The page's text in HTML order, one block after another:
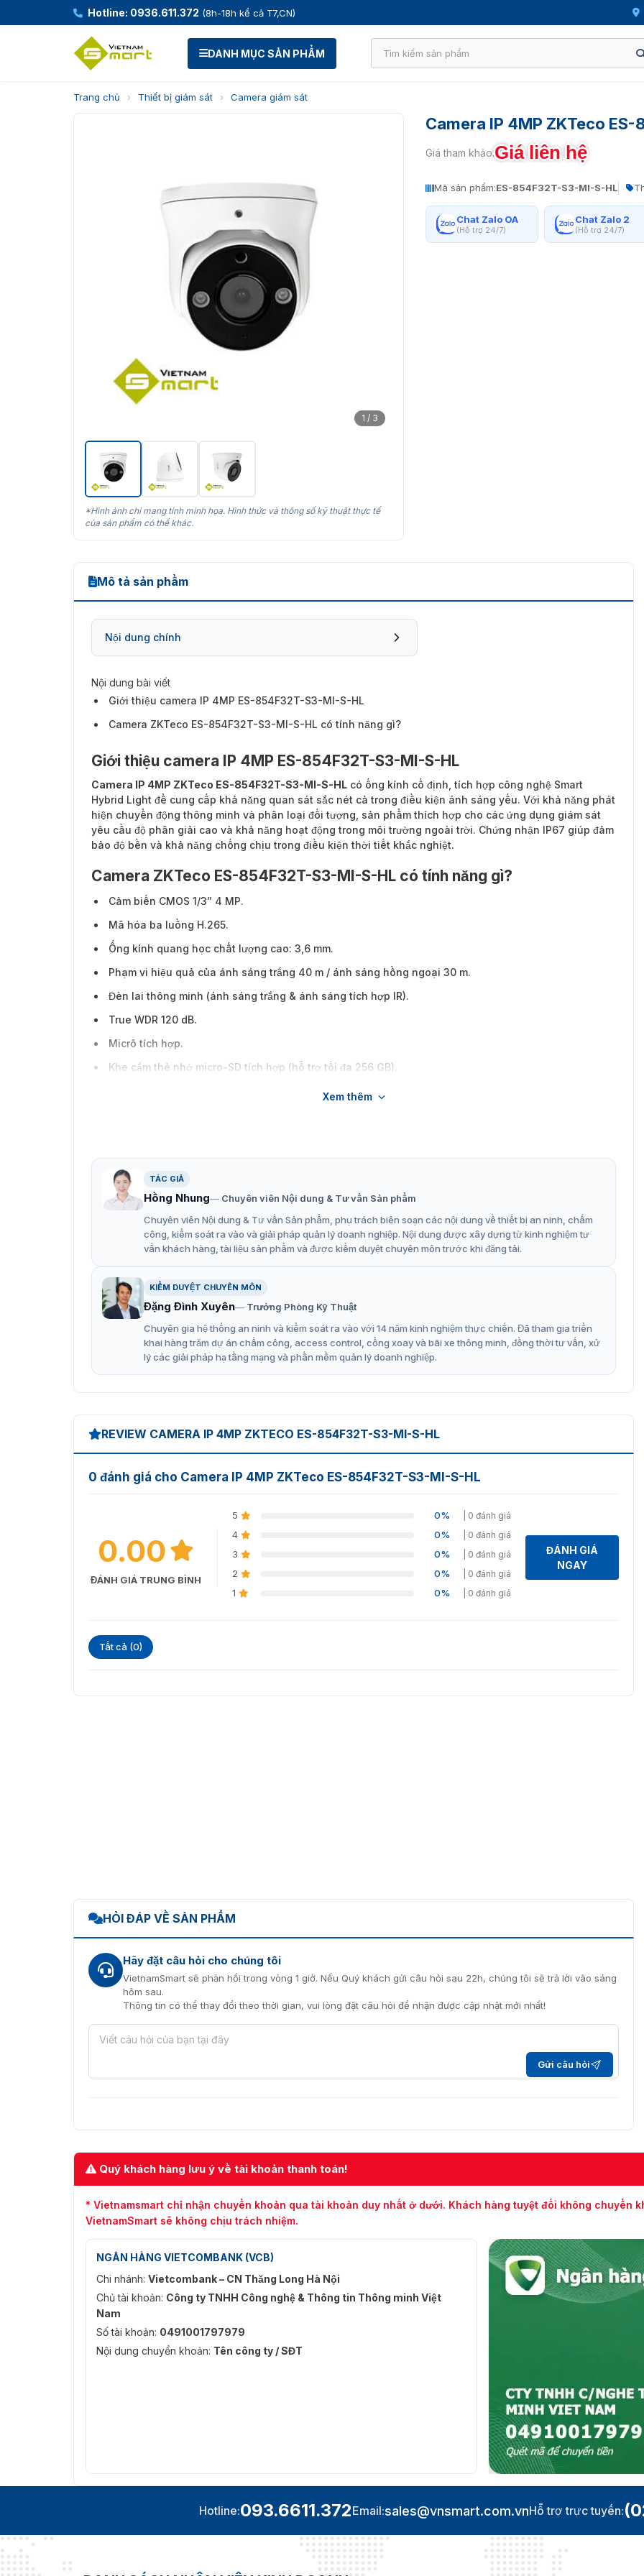
Hotline: 0936.611.372 (8h-18h kể cả T7,CN)
DANH MỤC SẢN PHẨM
Trang chủ › Thiết bị giám sát › Camera giám sát
1 / 3
*Hình ảnh chỉ mang tính minh họa. Hình thức và thông số kỹ thuật thực tế
của sản phẩm có thể khác.
Camera IP 4MP ZKTeco
Giá tham khảo:Giá liên hệ
Mã sản phẩm:ES-854F32T-S3-MI-S-HL
Chat Zalo OA
(Hỗ trợ 24/7)
Chat Zalo 2
(Hỗ trợ 24/7)
Mô tả sản phẩm
Nội dung chính
Nội dung bài viết
Giới thiệu camera IP 4MP ES-854F32T-S3-MI-S-HL
Camera ZKTeco ES-854F32T-S3-MI-S-HL có tính năng gì?
Giới thiệu camera IP 4MP ES-854F32T-S3-MI-S-HL
Camera IP 4MP ZKTeco ES-854F32T-S3-MI-S-HL có ống kính cố định, tích hợp công nghệ Smart
Hybrid Light để cung cấp khả năng quan sát sắc nét cả trong điều kiện ánh sáng yếu. Với khả năng phát
hiện chuyển động thông minh và phân loại đối tượng, sản phẩm thích hợp cho các ứng dụng giám sát
yêu cầu độ phân giải cao và khả năng hoạt động trong môi trường ngoài trời. Chứng nhận IP67 giúp đảm
bảo độ bền và khả năng chống chịu trong điều kiện thời tiết khắc nghiệt.
Camera ZKTeco ES-854F32T-S3-MI-S-HL có tính năng gì?
Cảm biến CMOS 1/3” 4 MP.
Mã hóa ba luồng H.265.
Ống kính quang học chất lượng cao: 3,6 mm.
Phạm vi hiệu quả của ánh sáng trắng 40 m / ánh sáng hồng ngoại 30 m.
Đèn lai thông minh (ánh sáng trắng & ánh sáng tích hợp IR).
True WDR 120 dB.
Micrô tích hợp.
Khe cắm thẻ nhớ micro-SD tích hợp (hỗ trợ tối đa 256 GB).
Thuật toán phân loại thông minh nhúng dựa trên công nghệ thị giác máy tính.
Xem từ xa bằng ứng dụng di động tương thích với ZKBio CVSecurity.
Chống sét lên đến 6 kV.
Thiết kế vỏ kim loại và đạt tiêu chuẩn bảo vệ IP67 chống nước và bụi.
Xem thêm
TÁC GIẢ
Hồng Nhung
Chuyên viên Nội dung & Tư vấn Sản phẩm
Chuyên viên Nội dung & Tư vấn Sản phẩm, phụ trách biên soạn các nội dung về thiết bị an ninh, chấm
công, kiểm soát ra vào và giải pháp quản lý doanh nghiệp. Nội dung được xây dựng từ kinh nghiệm tư
vấn khách hàng, tài liệu sản phẩm và được kiểm duyệt chuyên môn trước khi đăng tải.
KIỂM DUYỆT CHUYÊN MÔN
Đặng Đình Xuyên
Trưởng Phòng Kỹ Thuật
Chuyên gia hệ thống an ninh và kiểm soát ra vào với 14 năm kinh nghiệm thực chiến. Đã tham gia triển
khai hàng trăm dự án chấm công, access control, cổng xoay và bãi xe thông minh, đồng thời tư vấn, xử
lý các giải pháp hạ tầng mạng và phần mềm quản lý doanh nghiệp.
REVIEW CAMERA IP 4MP ZKTECO ES-854F32T-S3-MI-S-HL
0 đánh giá cho Camera IP 4MP ZKTeco ES-854F32T-S3-MI-S-HL
0.00
ĐÁNH GIÁ TRUNG BÌNH
5 0% | 0 đánh giá
4 0% | 0 đánh giá
3 0% | 0 đánh giá
2 0% | 0 đánh giá
1 0% | 0 đánh giá
ĐÁNH GIÁ
NGAY
Tất cả (0)
HỎI ĐÁP VỀ SẢN PHẨM
Hãy đặt câu hỏi cho chúng tôi
VietnamSmart sẽ phản hồi trong vòng 1 giờ. Nếu Quý khách gửi câu hỏi sau 22h, chúng tôi sẽ trả lời vào sáng
hôm sau.
Thông tin có thể thay đổi theo thời gian, vui lòng đặt câu hỏi để nhận được cập nhật mới nhất!
Gửi câu hỏi
Quý khách hàng lưu ý về tài khoản thanh toán!
* Vietnamsmart chỉ nhận chuyển khoản qua tài khoản duy nhất ở dưới. Khách hàng tuyệt đối không chuyển
VietnamSmart sẽ không chịu trách nhiệm.
NGÂN HÀNG VIETCOMBANK (VCB)
Chi nhánh: Vietcombank – CN Thăng Long Hà Nội
Chủ tài khoản: Công ty TNHH Công nghệ & Thông tin Thông minh Việt
Nam
Số tài khoản: 0491001797979
Nội dung chuyển khoản: Tên công ty / SĐT
Hotline:093.6611.372Email:sales@vnsmart.com.vnHỗ trợ trực tuyến: